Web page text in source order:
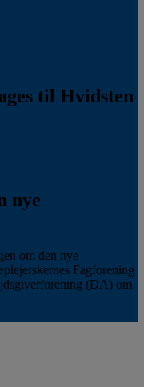
til Hvidsten
nye
om den nye
Fagforening
(DA) om